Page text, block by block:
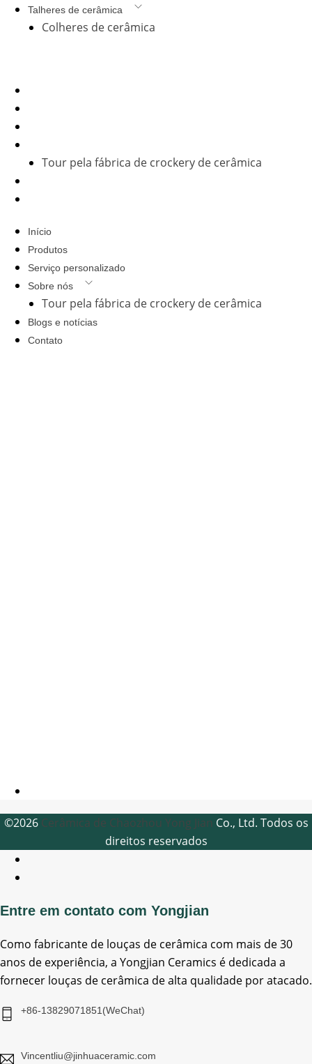
Talheres de cerâmica
Colheres de cerâmica
Tour pela fábrica de crockery de cerâmica
Início
Produtos
Serviço personalizado
Sobre nós
Tour pela fábrica de crockery de cerâmica
Blogs e notícias
Contato
©2026 Cerâmica de Chaozhou Yong Jian Co., Ltd. Todos os
direitos reservados
Entre em contato com Yongjian
Como fabricante de louças de cerâmica com mais de 30
anos de experiência, a Yongjian Ceramics é dedicada a
fornecer louças de cerâmica de alta qualidade por atacado.
+86-13829071851(WeChat)
Vincentliu@jinhuaceramic.com